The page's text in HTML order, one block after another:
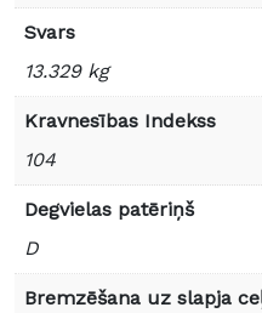
Svars
13.329 kg
Kravnesības Indekss
104
Degvielas patēriņš
D
Bremzēšana uz slapja